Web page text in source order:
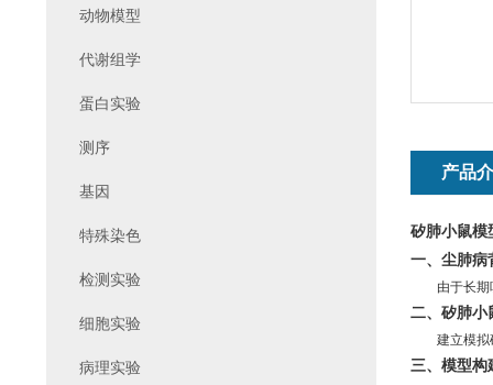
产品
矽肺小鼠模
一、尘肺病
由于长
二、 矽肺小
建立模拟
三、模型构
动物模型
代谢组学
蛋白实验
测序
基因
特殊染色
检测实验
细胞实验
病理实验